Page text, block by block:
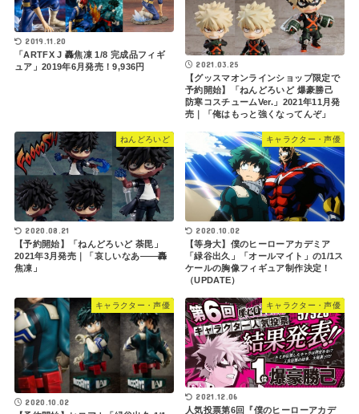
2019.11.20
「ARTFX J 轟焦凍 1/8 完成品フィギ
ュア」2019年6月発売！9,936円
2021.03.25
【グッスマオンラインショップ限定で
予約開始】「ねんどろいど 爆豪勝己
防寒コスチュームVer.」2021年11月発
売｜「俺はもっと強くなってんぞ」
ねんどろいど
2020.08.21
【予約開始】「ねんどろいど 荼毘」
2021年3月発売｜「哀しいなあ――轟
焦凍」
キャラクター・声優
2020.10.02
【等身大】僕のヒーローアカデミア
「緑谷出久」「オールマイト」の1/1ス
ケールの胸像フィギュア制作決定！
（UPDATE）
キャラクター・声優
2020.10.02
キャラクター・声優
2021.12.06
人気投票第6回『僕のヒーローアカデ